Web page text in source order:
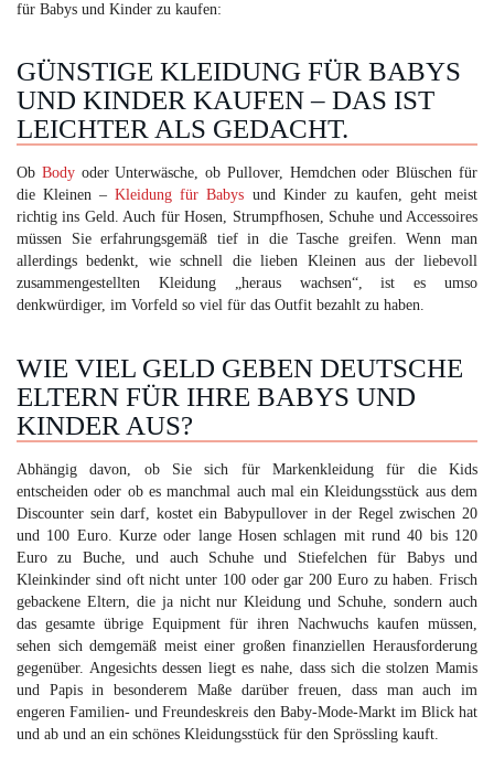
für Babys und Kinder zu kaufen:
GÜNSTIGE KLEIDUNG FÜR BABYS
UND KINDER KAUFEN – DAS IST
LEICHTER ALS GEDACHT.
Ob Bodyoder Unterwäsche, ob Pullover, Hemdchen oder Blüschen für
die Kleinen –Kleidung für Babys und Kinder zu kaufen, geht meist
richtig ins Geld. Auch für Hosen, Strumpfhosen, Schuhe und Accessoires
müssen Sie erfahrungsgemäß tief in die Tasche greifen. Wenn man
allerdings bedenkt, wie schnell die lieben Kleinen aus der liebevoll
zusammengestellten Kleidung „heraus wachsen“, ist es umso
denkwürdiger, im Vorfeld so viel für das Outfit bezahlt zu haben.
WIE VIEL GELD GEBEN DEUTSCHE
ELTERN FÜR IHRE BABYS UND
KINDER AUS?
Abhängig davon, ob Sie sich für Markenkleidung für die Kids
entscheiden oder ob es manchmal auch mal ein Kleidungsstück aus dem
Discounter sein darf, kostet ein Babypullover in der Regel zwischen 20
und 100 Euro. Kurze oder lange Hosen schlagen mit rund 40 bis 120
Euro zu Buche, und auch Schuhe und Stiefelchen für Babys und
Kleinkinder sind oft nicht unter 100 oder gar 200 Euro zu haben. Frisch
gebackene Eltern, die ja nicht nur Kleidung und Schuhe, sondern auch
das gesamte übrige Equipment für ihren Nachwuchs kaufen müssen,
sehen sich demgemäß meist einer großen finanziellen Herausforderung
gegenüber. Angesichts dessen liegt es nahe, dass sich die stolzen Mamis
und Papis in besonderem Maße darüber freuen, dass man auch im
engeren Familien- und Freundeskreis den Baby-Mode-Markt im Blick hat
und ab und an ein schönes Kleidungsstück für den Sprössling kauft.